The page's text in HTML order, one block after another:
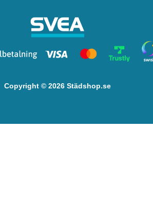
Copyright © 2026 Städshop.se